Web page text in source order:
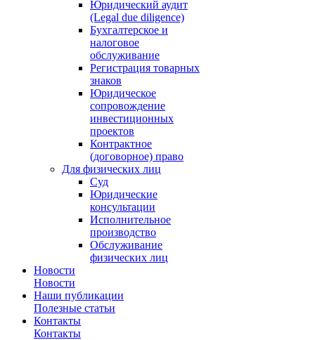
Юридический аудит
(Legal due diligence)
Бухгалтерское и
налоговое
обслуживание
Регистрация товарных
знаков
Юридическое
сопровождение
инвестиционных
проектов
Контрактное
(договорное) право
Для физических лиц
Суд
Юридические
консультации
Исполнительное
производство
Обслуживание
физических лиц
Новости
Новости
Наши публикации
Полезные статьи
Контакты
Контакты